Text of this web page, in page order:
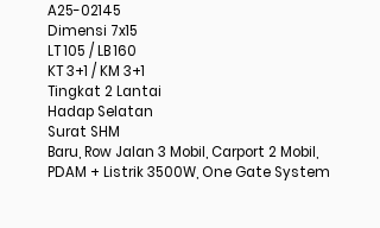
A25-02145
Dimensi 7x15
LT 105 / LB 160
KT 3+1 / KM 3+1
Tingkat 2 Lantai
Hadap Selatan
Surat SHM
Baru, Row Jalan 3 Mobil, Carport 2 Mobil,
PDAM + Listrik 3500W, One Gate System